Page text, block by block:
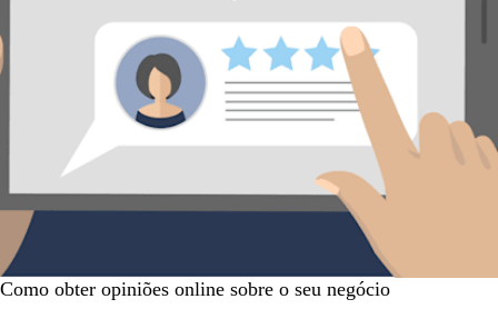
Como obter opiniões online sobre o seu negócio